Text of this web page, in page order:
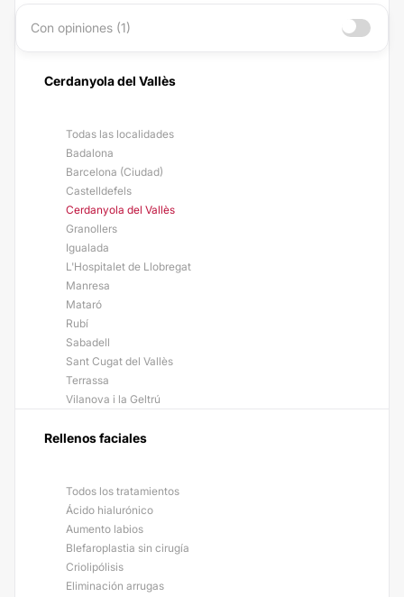
Con opiniones (1)
Cerdanyola del Vallès
Todas las localidades
Badalona
Barcelona (Ciudad)
Castelldefels
Cerdanyola del Vallès
Granollers
Igualada
L'Hospitalet de Llobregat
Manresa
Mataró
Rubí
Sabadell
Sant Cugat del Vallès
Terrassa
Vilanova i la Geltrú
Rellenos faciales
Todos los tratamientos
Ácido hialurónico
Aumento labios
Blefaroplastia sin cirugía
Criolipólisis
Eliminación arrugas